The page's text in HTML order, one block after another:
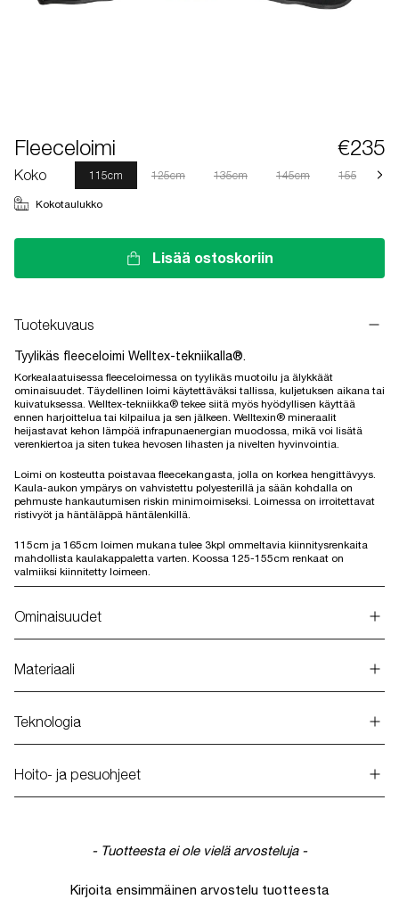
Fleeceloimi €235
Koko 115cm 125cm 135cm 145cm 155cm
Kokotaulukko
Lisää ostoskoriin
Tuotekuvaus
Tyylikäs fleeceloimi Welltex-tekniikalla®.
Korkealaatuisessa fleeceloimessa on tyylikäs muotoilu ja älykkäät
ominaisuudet. Täydellinen loimi käytettäväksi tallissa, kuljetuksen aikana tai
kuivatuksessa. Welltex-tekniikka® tekee siitä myös hyödyllisen käyttää
ennen harjoittelua tai kilpailua ja sen jälkeen. Welltexin® mineraalit
heijastavat kehon lämpöä infrapunaenergian muodossa, mikä voi lisätä
verenkiertoa ja siten tukea hevosen lihasten ja nivelten hyvinvointia.
Loimi on kosteutta poistavaa fleecekangasta, jolla on korkea hengittävyys.
Kaula-aukon ympärys on vahvistettu polyesterillä ja sään kohdalla on
pehmuste hankautumisen riskin minimoimiseksi. Loimessa on irroitettavat
ristivyöt ja häntäläppä häntälenkillä.
115cm ja 165cm loimen mukana tulee 3kpl ommeltavia kiinnitysrenkaita
mahdollista kaulakappaletta varten. Koossa 125-155cm renkaat on
valmiiksi kiinnitetty loimeen.
Ominaisuudet
Materiaali
Teknologia
Hoito- ja pesuohjeet
- Tuotteesta ei ole vielä arvosteluja -
Kirjoita ensimmäinen arvostelu tuotteesta
New content loaded